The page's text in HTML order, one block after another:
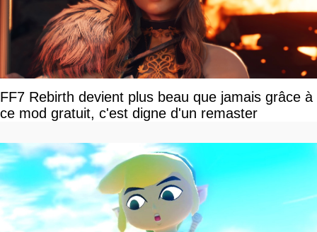
FF7 Rebirth devient plus beau que jamais grâce à
ce mod gratuit, c'est digne d'un remaster